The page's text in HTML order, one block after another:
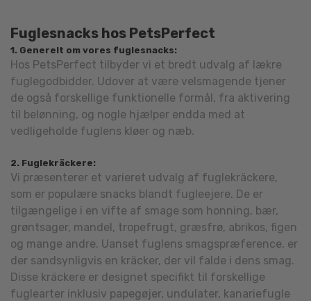
Fuglesnacks hos PetsPerfect
1. Generelt om vores fuglesnacks:
Hos PetsPerfect tilbyder vi et bredt udvalg af lækre
fuglegodbidder. Udover at være velsmagende tjener
de også forskellige funktionelle formål, fra aktivering
til belønning, og nogle hjælper endda med at
vedligeholde fuglens kløer og næb.
2. Fuglekräckere:
Vi præsenterer et varieret udvalg af fuglekräckere,
som er populære snacks blandt fugleejere. De er
tilgængelige i en vifte af smage som honning, bær,
grøntsager, mandel, tropefrugt, græsfrø, abrikos, figen
og mange andre. Uanset fuglens smagspræference, er
der sandsynligvis en kräcker, der vil falde i dens smag.
Disse kräckere er designet specifikt til forskellige
fuglearter inklusiv papegøjer, undulater, kanariefugle